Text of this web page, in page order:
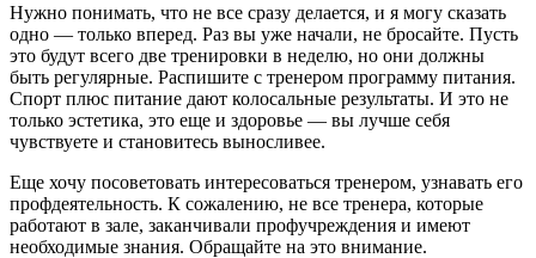
Нужно понимать, что не все сразу делается, и я могу сказать
одно — только вперед. Раз вы уже начали, не бросайте. Пусть
это будут всего две тренировки в неделю, но они должны
быть регулярные. Распишите с тренером программу питания.
Спорт плюс питание дают колосальные результаты. И это не
только эстетика, это еще и здоровье — вы лучше себя
чувствуете и становитесь выносливее.
Еще хочу посоветовать интересоваться тренером, узнавать его
профдеятельность. К сожалению, не все тренера, которые
работают в зале, заканчивали профучреждения и имеют
необходимые знания. Обращайте на это внимание.